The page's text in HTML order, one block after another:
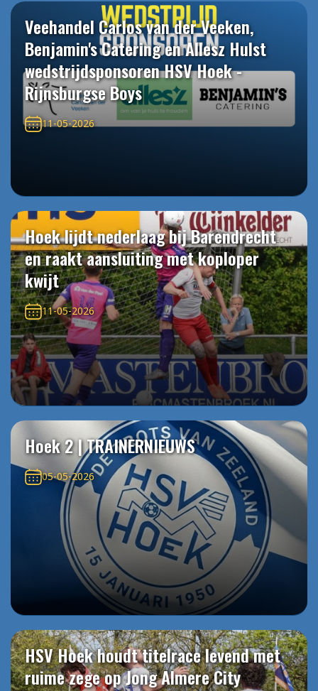
Veehandel Carlos van der Veeken,
Benjamin's Catering en Allesz Hulst
wedstrijdsponsoren HSV Hoek -
Rijnsburgse Boys
11-05-2026
Hoek lijdt nederlaag bij Barendrecht
en raakt aansluiting met koploper
kwijt
11-05-2026
Hoek 2 | TRAINERNIEUWS
05-05-2026
HSV Hoek houdt titelrace levend met
ruime zege op Jong Almere City